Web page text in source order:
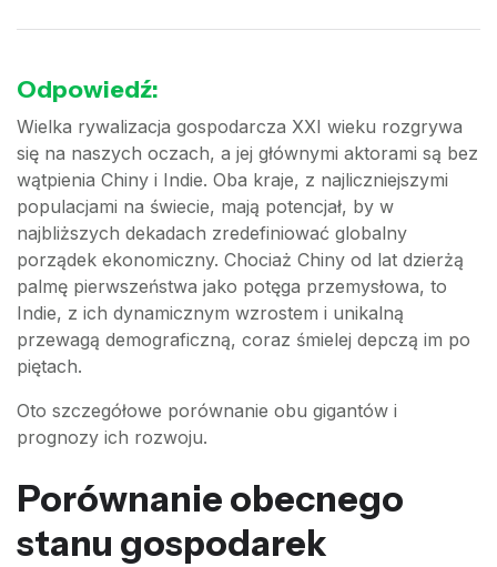
Odpowiedź:
Wielka rywalizacja gospodarcza XXI wieku rozgrywa
się na naszych oczach, a jej głównymi aktorami są bez
wątpienia Chiny i Indie. Oba kraje, z najliczniejszymi
populacjami na świecie, mają potencjał, by w
najbliższych dekadach zredefiniować globalny
porządek ekonomiczny. Chociaż Chiny od lat dzierżą
palmę pierwszeństwa jako potęga przemysłowa, to
Indie, z ich dynamicznym wzrostem i unikalną
przewagą demograficzną, coraz śmielej depczą im po
piętach.
Oto szczegółowe porównanie obu gigantów i
prognozy ich rozwoju.
Porównanie obecnego
stanu gospodarek